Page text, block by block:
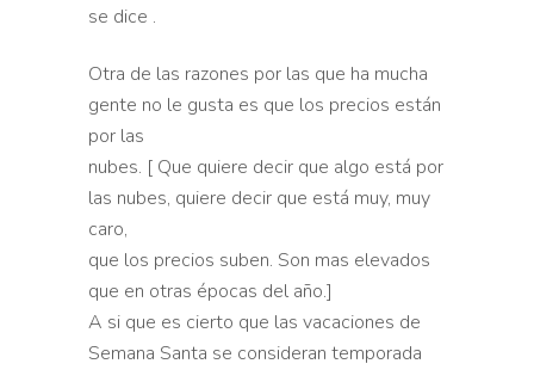
se dice .
Otra de las razones por las que ha mucha
gente no le gusta es que los precios están
por las
nubes. [ Que quiere decir que algo está por
las nubes, quiere decir que está muy, muy
caro,
que los precios suben. Son mas elevados
que en otras épocas del año.]
A si que es cierto que las vacaciones de
Semana Santa se consideran temporada